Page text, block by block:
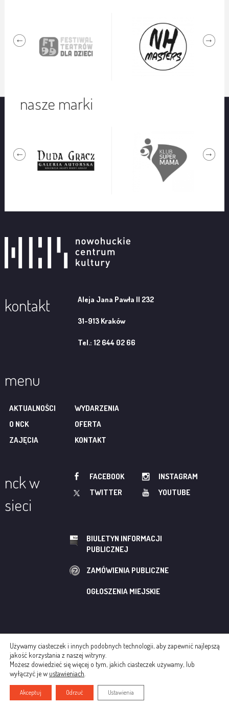
nasze marki
kontakt Aleja Jana Pawła II 232
31-913 Kraków
Tel.: 12 644 02 66
menu
AKTUALNOŚCI
WYDARZENIA
O NCK
OFERTA
ZAJĘCIA
KONTAKT
nck w
sieci
FACEBOOK
INSTAGRAM
TWITTER
YOUTUBE
BIULETYN INFORMACJI
PUBLICZNEJ
ZAMÓWIENIA PUBLICZNE
OGŁOSZENIA MIEJSKIE
© NOWOHUCKIE CENTRUM KULTURY
REGULAMINY
CREATED BY AGENCJA INTERAKTYWNA ADWEB
Używamy ciasteczek i innych podobnych technologii, aby zapewnić najlepszą
jakość korzystania z naszej witryny.
Możesz dowiedzieć się więcej o tym, jakich ciasteczek używamy, lub
wyłączyć je w ustawieniach
Akceptuj Odrzuć Ustawienia